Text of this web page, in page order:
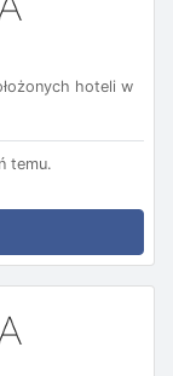
hoteli w
temu.